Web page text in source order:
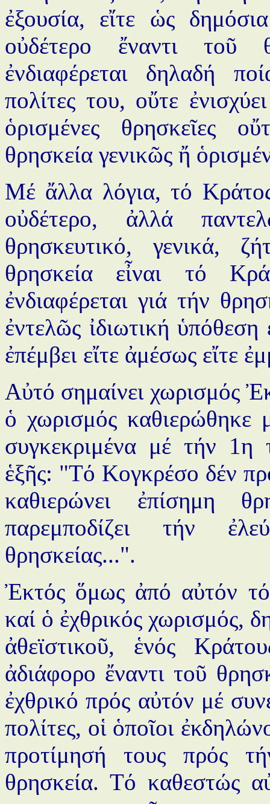
ἐξουσία, εἴτε ὡς
οὐδέτερο ἔναντι τοῦ
ἐνδιαφέρεται δηλαδή
πολίτες του, οὔτε
ὁρισμένες θρησκεῖες
θρησκεία γενικῶς ἤ
Μέ ἄλλα λόγια, τό
οὐδέτερο, ἀλλά
θρησκευτικό, γενικά,
θρησκεία εἶναι τό
ἐνδιαφέρεται γιά τήν
ἐντελῶς ἰδιωτική ὑπόθεση
ἐπέμβει εἴτε ἀμέσως εἴτε
Αὐτό σημαίνει χωρισμός
ὁ χωρισμός
συγκεκριμένα μέ τήν 1η
ἑξῆς: "Τό Κογκρέσο δέν
καθιερώνει ἐπίσημη
παρεμποδίζει τήν
θρησκείας...".
Ἐκτός ὅμως ἀπό αὐτόν
καί ὁ ἐχθρικός χωρισμός,
ἀθεϊστικοῦ, ἑνός
ἀδιάφορο ἔναντι τοῦ
ἐχθρικό πρός αὐτόν μέ
πολίτες, οἱ ὁποῖοι
προτίμησή τους πρός
θρησκεία. Τό καθεστώς